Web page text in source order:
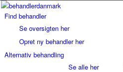
Find behandler
Se oversigten her
Opret ny behandler her
Alternativ behandling
Se alle her